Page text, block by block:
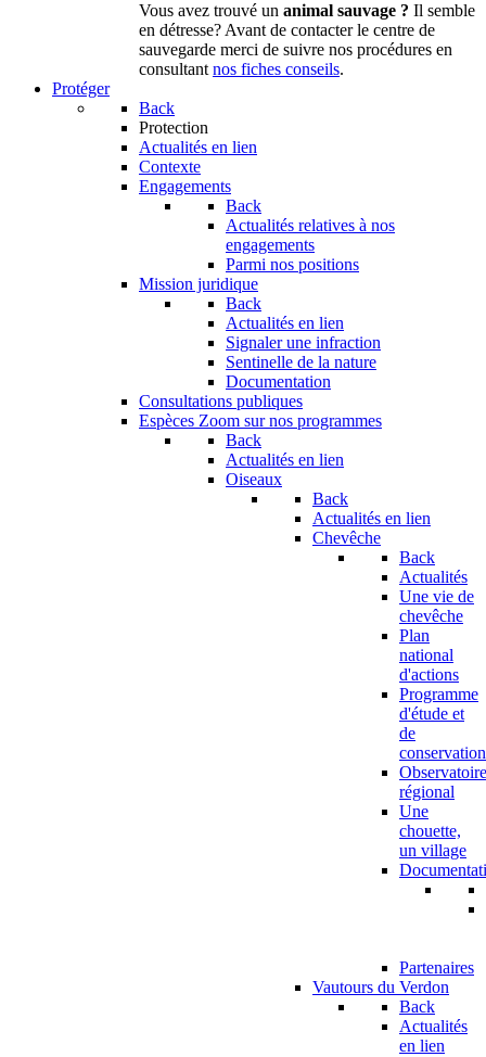
Vous avez trouvé un animal sauvage ? Il semble
en détresse? Avant de contacter le centre de
sauvegarde merci de suivre nos procédures en
consultantnos fiches conseils.
Protéger
Back
Protection
Actualités en lien
Contexte
Engagements
Back
Actualités relatives à nos
engagements
Parmi nos positions
Mission juridique
Back
Actualités en lien
Signaler une infraction
Sentinelle de la nature
Documentation
Consultations publiques
Espèces Zoom sur nos programmes
Back
Actualités en lien
Oiseaux
Back
Actualités en lien
Chevêche
Back
Actualités
Une vie de
chevêche
Plan
national
d'actions
Programme
d'étude et
de
conservation
Observatoire
régional
Une
chouette,
un village
Partenaires
Vautours du Verdon
Back
Actualités
en lien